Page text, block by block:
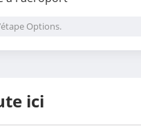
Options.
ici